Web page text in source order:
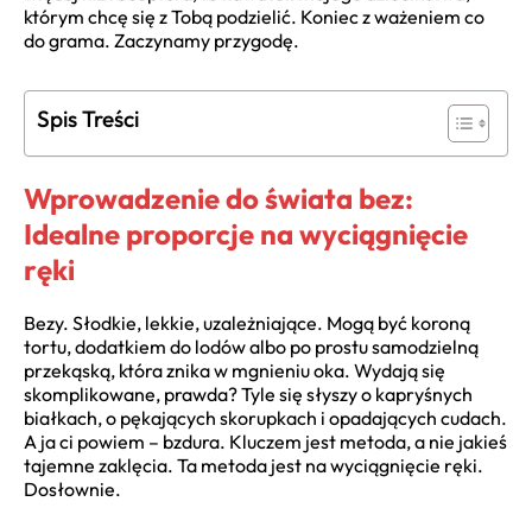
którym chcę się z Tobą podzielić. Koniec z ważeniem co
do grama. Zaczynamy przygodę.
Spis Treści
Wprowadzenie do świata bez:
Idealne proporcje na wyciągnięcie
ręki
Bezy. Słodkie, lekkie, uzależniające. Mogą być koroną
tortu, dodatkiem do lodów albo po prostu samodzielną
przekąską, która znika w mgnieniu oka. Wydają się
skomplikowane, prawda? Tyle się słyszy o kapryśnych
białkach, o pękających skorupkach i opadających cudach.
A ja ci powiem – bzdura. Kluczem jest metoda, a nie jakieś
tajemne zaklęcia. Ta metoda jest na wyciągnięcie ręki.
Dosłownie.